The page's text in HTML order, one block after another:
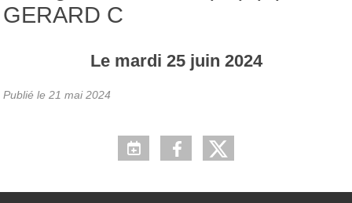
GERARD C
Le mardi 25 juin 2024
Publié le 21 mai 2024